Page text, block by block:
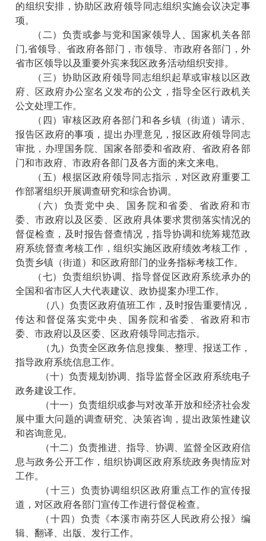
的组织安排，协助区政府领导同志组织实施会议决定事
项。
（二）负责或参与党和国家领导人、国家机关各部
门,省领导、省政府各部门，市领导、市政府各部门，外
省市区领导以及重要外宾来我区政务活动组织安排。
（三）协助区政府领导同志组织起草或审核以区政
府、区政府办公室名义发布的公文，指导全区行政机关
公文处理工作。
（四）审核区政府各部门和各乡镇（街道）请示、
报告区政府的事项，提出办理意见，报区政府领导同志
审批，办理国务院、国家各部委和省政府、省政府各部
门和市政府、市政府各部门及各方面的来文来电。
（五）根据区政府领导同志指示，对区政府重要工
作部署组织开展调查研究和综合协调。
（六）负责党中央、国务院和省委、省政府和市
委、市政府以及区委、区政府具体要求贯彻落实情况的
督促检查，及时报告督查情况，指导协调和统筹规范政
府系统督查考核工作，组织实施区政府绩效考核工作，
负责乡镇（街道）和区政府部门的业务指标考核工作。
（七）负责组织协调、指导督促区政府系统承办的
全国和省市区人大代表建议、政协提案办理工作。
（八）负责区政府值班工作，及时报告重要情况，
传达和督促落实党中央、国务院和省委、省政府和市
委、市政府以及区委、区政府领导同志指示。
（九）负责全区政务信息搜集、整理、报送工作，
指导政府系统信息工作。
（十）负责规划协调、指导监督全区政府系统电子
政务建设工作。
（十一）负责组织或参与对改革开放和经济社会发
展中重大问题的调查研究、决策咨询，提出政策性建议
和咨询意见。
（十二）负责推进、指导、协调、监督全区政府信
息与政务公开工作，组织协调区政府系统政务舆情应对
工作。
（十三）负责协调组织区政府重点工作的宣传报
道，对区政府各部门宣传工作进行督促检查。
（十四）负责《本溪市南芬区人民政府公报》编
辑、翻译、出版、发行工作。